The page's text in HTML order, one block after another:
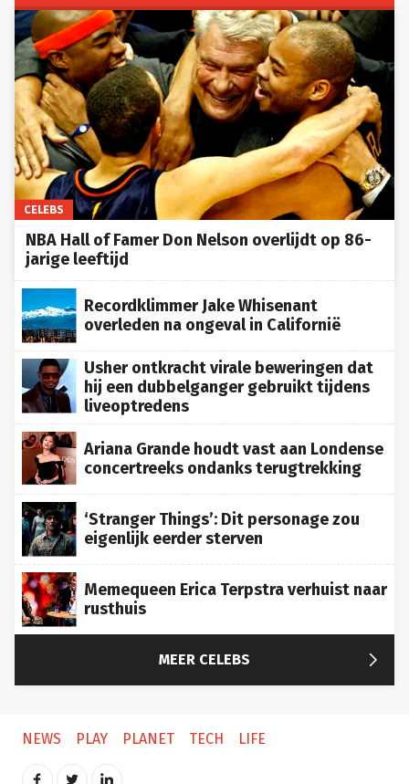
CELEBS
NBA Hall of Famer Don Nelson overlijdt op 86-
jarige leeftijd
Recordklimmer Jake Whisenant
overleden na ongeval in Californië
Usher ontkracht virale beweringen dat
hij een dubbelganger gebruikt tijdens
liveoptredens
Ariana Grande houdt vast aan Londense
concertreeks ondanks terugtrekking
‘Stranger Things’: Dit personage zou
eigenlijk eerder sterven
Memequeen Erica Terpstra verhuist naar
rusthuis
MEER CELEBS 
NEWS PLAY PLANET TECH LIFE